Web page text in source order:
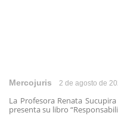
Mercojuris 2 de agosto de
La Profesora Renata
presenta su libro